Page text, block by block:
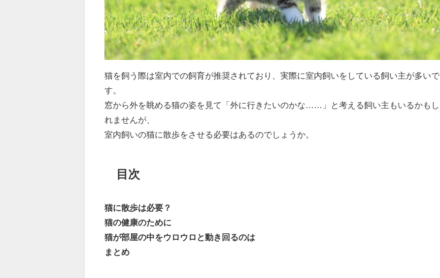
猫を飼う際は室内での飼育が推奨されており、実際に室内飼いをしている飼い主が多いで
す。
窓から外を眺める猫の姿を見て「外に行きたいのかな……」と考える飼い主もいるかもし
れませんが、
室内飼いの猫に散歩をさせる必要はあるのでしょうか。
目次
猫に散歩は必要？
猫の健康のために
猫が部屋の中をウロウロと動き回るのは
まとめ